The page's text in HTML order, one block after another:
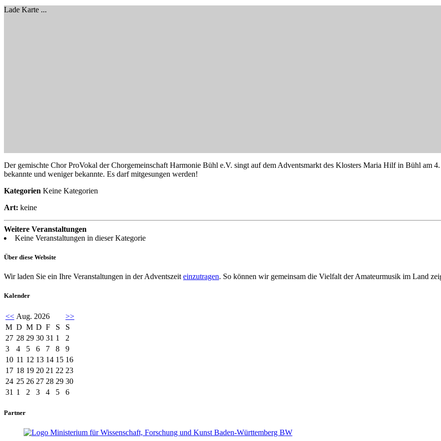
Lade Karte ...
Der gemischte Chor ProVokal der Chorgemeinschaft Harmonie Bühl e.V. singt auf dem Adventsmarkt des Klosters Maria Hilf in Bühl am
bekannte und weniger bekannte. Es darf mitgesungen werden!
Kategorien Keine Kategorien
Art: keine
Weitere Veranstaltungen
Keine Veranstaltungen in dieser Kategorie
Über diese Website
Wir laden Sie ein Ihre Veranstaltungen in der Adventszeit einzutragen. So können wir gemeinsam die Vielfalt der Amateurmusik im Land
Kalender
<< Aug. 2026
>>
M D M D F S
S
27 28 29 30 31 1
2
3
4 5 6 7 8
9
10 11 12 13 14 15 16
17 18 19 20 21 22 23
24 25 26 27 28 29 30
31 1 2 3 4 5 6
Partner